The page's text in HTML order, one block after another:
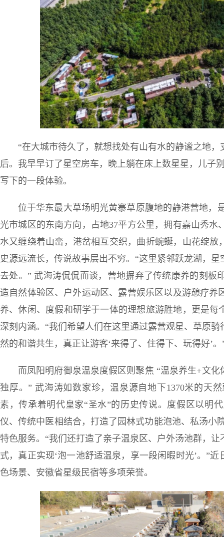
“在大城市待久了，就想找处有山有水的静谧之地
后。我早早订了星空房车，晚上躺在床上数星星，儿子
写下的一段体验。
位于华东最大草场明光黄寨草原腹地的静港营地，
光市城区的东南方向，占地37平方公里，拥有嘉山秀
水又缠绕着山峦，港岔相互交织，曲折蜿蜒，山花绽放
史源远流长，传说故事层出不穷。“这里紧邻跃龙湖，
去处。” 武海涛侃侃而谈，营地摒弃了传统康养的刻板
造自然体验区、户外运动区、露营娱乐区以及游憩疗
养、休闲、度假和研学于一体的理想旅游胜地，更是每
深刻内涵。“我们希望人们在这里通过露营观星、草原
然的和谐共生，真正让游客‘来得了、住得下、玩得好’。
而凤阳明府御泉温泉度假区则聚焦 “温泉养生+文
独厚。” 武海涛如数家珍，温泉源自地下1370米的天
素，传承着明代皇家“圣水”的历史传说。度假区以明
仪、传统中医相结合，打造了园林式功能泡池、私汤小
特色服务。“我们还打造了亲子温泉区、户外汤池群，
式，真正实现‘泡一池舒适温泉，享一段闲暇时光’。”
色场景、安徽省星级民宿等多项荣誉。